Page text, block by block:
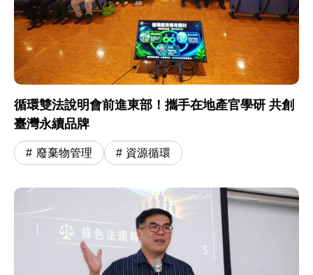
循環雙法說明會前進東部！攜手在地產官學研 共創
臺灣永續品牌
廢棄物管理 資源循環